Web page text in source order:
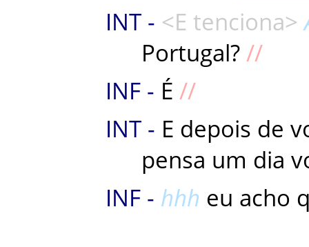
E tenciona
Portugal?
É
E depois de
pensa um dia
hhh eu acho